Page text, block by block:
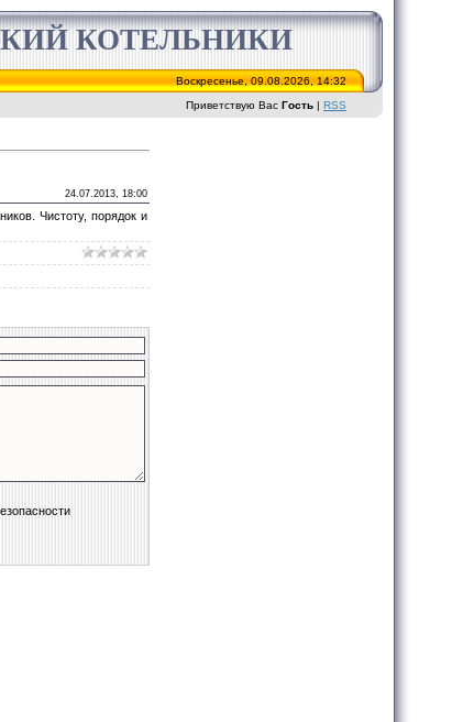
КОТЕЛЬНИКИ
Воскресенье, 09.08.2026, 14:32
Приветствую Вас Гость | RSS
24.07.2013, 18:00
Чистоту, порядок и